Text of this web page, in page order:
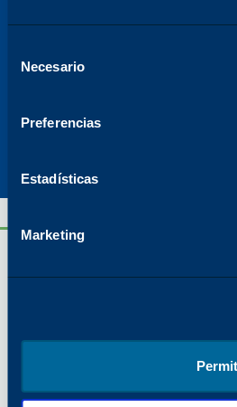
delNecesario
Preferencias
Estadísticas
Marketing
Estamos aquí para